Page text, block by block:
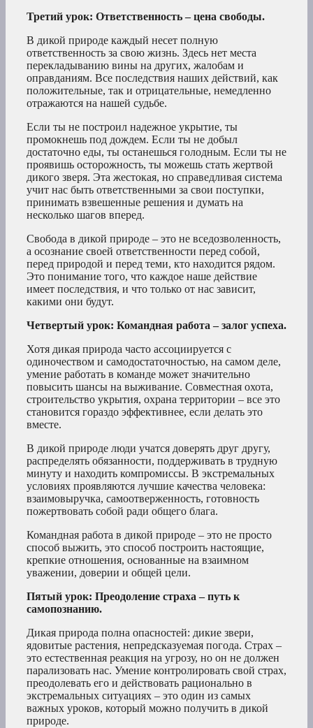
Третий урок: Ответственность – цена свободы.
В дикой природе каждый несет полную
ответственность за свою жизнь. Здесь нет места
перекладыванию вины на других, жалобам и
оправданиям. Все последствия наших действий, как
положительные, так и отрицательные, немедленно
отражаются на нашей судьбе.
Если ты не построил надежное укрытие, ты
промокнешь под дождем. Если ты не добыл
достаточно еды, ты останешься голодным. Если ты не
проявишь осторожность, ты можешь стать жертвой
дикого зверя. Эта жестокая, но справедливая система
учит нас быть ответственными за свои поступки,
принимать взвешенные решения и думать на
несколько шагов вперед.
Свобода в дикой природе – это не вседозволенность,
а осознание своей ответственности перед собой,
перед природой и перед теми, кто находится рядом.
Это понимание того, что каждое наше действие
имеет последствия, и что только от нас зависит,
какими они будут.
Четвертый урок: Командная работа – залог успеха.
Хотя дикая природа часто ассоциируется с
одиночеством и самодостаточностью, на самом деле,
умение работать в команде может значительно
повысить шансы на выживание. Совместная охота,
строительство укрытия, охрана территории – все это
становится гораздо эффективнее, если делать это
вместе.
В дикой природе люди учатся доверять друг другу,
распределять обязанности, поддерживать в трудную
минуту и находить компромиссы. В экстремальных
условиях проявляются лучшие качества человека:
взаимовыручка, самоотверженность, готовность
пожертвовать собой ради общего блага.
Командная работа в дикой природе – это не просто
способ выжить, это способ построить настоящие,
крепкие отношения, основанные на взаимном
уважении, доверии и общей цели.
Пятый урок: Преодоление страха – путь к
самопознанию.
Дикая природа полна опасностей: дикие звери,
ядовитые растения, непредсказуемая погода. Страх –
это естественная реакция на угрозу, но он не должен
парализовать нас. Умение контролировать свой страх,
преодолевать его и действовать рационально в
экстремальных ситуациях – это один из самых
важных уроков, который можно получить в дикой
природе.